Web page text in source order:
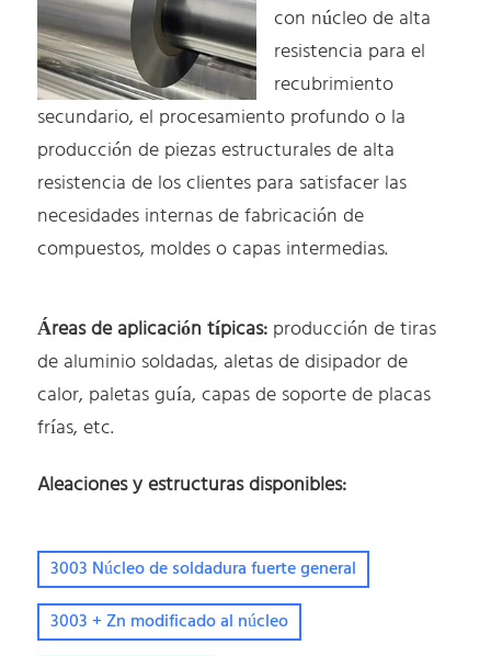
con núcleo de alta
resistencia para el
recubrimiento
secundario, el procesamiento profundo o la
producción de piezas estructurales de alta
resistencia de los clientes para satisfacer las
necesidades internas de fabricación de
compuestos, moldes o capas intermedias.
Áreas de aplicación típicas: producción de tiras
de aluminio soldadas, aletas de disipador de
calor, paletas guía, capas de soporte de placas
frías, etc.
Aleaciones y estructuras disponibles:
3003 Núcleo de soldadura fuerte general
3003 + Zn modificado al núcleo